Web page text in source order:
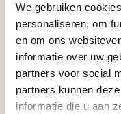
We gebruiken
personaliseren, om
en om ons
informatie over uw
partners voor social
partners kunnen
informatie die u aan
Aangepaste
Waardenburg en
de
zaterdag. Bekijk